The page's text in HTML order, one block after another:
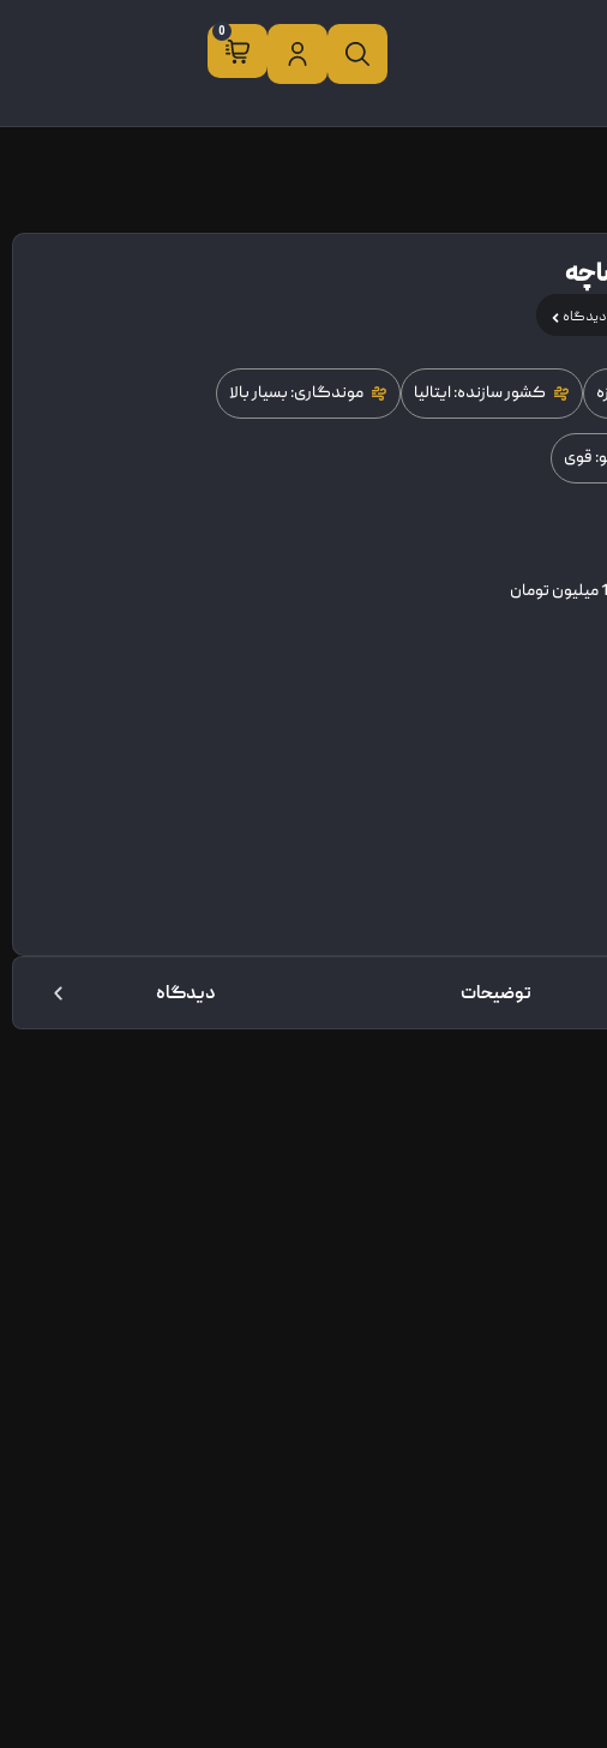
0
کشور سازنده: ایتالیا موندگاری: بسیار بالا
قوی
دیدگاه محصولات مرتبط